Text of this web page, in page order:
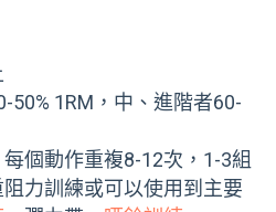
50% 1RM，中、進階者60-
個動作重複8-12次，1-3組
力訓練或可以使用到主要